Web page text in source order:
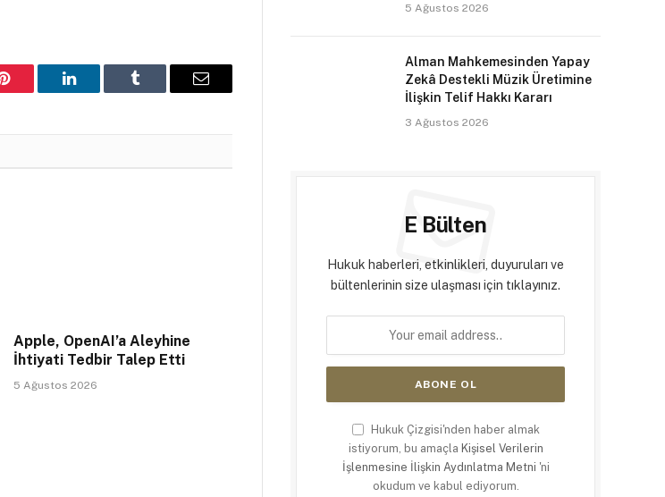
Pinterest LinkedIn Tumblr Email
Apple, OpenAI’a Aleyhine
İhtiyati Tedbir Talep Etti
5 Ağustos 2026
5 Ağustos 2026
Alman Mahkemesinden Yapay
Zekâ Destekli Müzik Üretimine
İlişkin Telif Hakkı Kararı
3 Ağustos 2026
E Bülten
Hukuk haberleri, etkinlikleri, duyuruları ve
bültenlerinin size ulaşması için tıklayınız.
Hukuk Çizgisi'nden haber almak
istiyorum, bu amaçla Kişisel Verilerin
İşlenmesine İlişkin Aydınlatma Metni 'ni
okudum ve kabul ediyorum.